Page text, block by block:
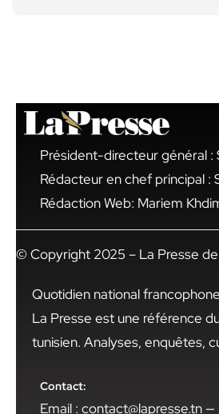
Président-directeur général :
Rédacteur en chef principal :
Rédaction Web: Mariem
© Copyright 2025 – La Presse de
Quotidien national
La Presse est une référence
tunisien. Analyses, enquêtes,
Contact:
Email : contact@lapresse.tn —